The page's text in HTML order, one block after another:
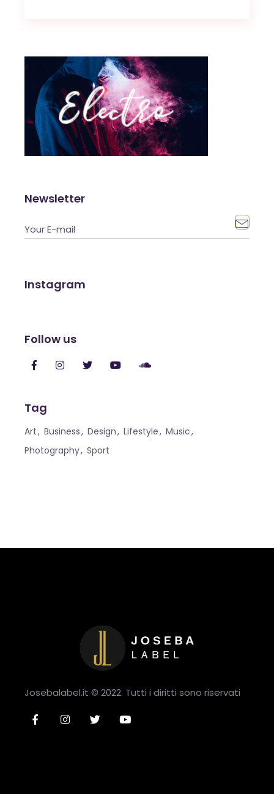
Newsletter

Instagram
Follow us
Tag
Art Business Design Lifestyle
Music
Photography
Sport
Josebalabel.it © 2022. Tutti i diritti sono riservati